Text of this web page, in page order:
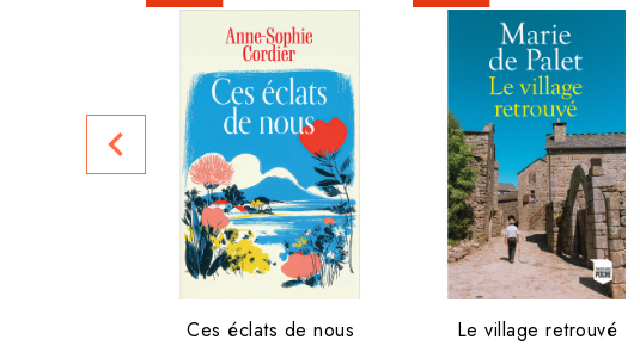
Ces éclats de nous
Le village retrouvé
navigate_before